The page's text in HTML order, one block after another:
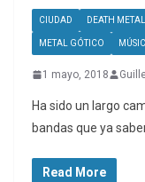
CIUDAD DEATH METAL
METAL GÓTICO
1 mayo, 2018
Ha sido un largo
bandas que ya
Read More